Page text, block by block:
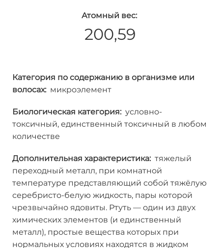
Атомный вес:
200,59
Категория по содержанию в организме или
волосах: микроэлемент
Биологическая категория: условно-
токсичный, единственный токсичный в любом
количестве
Дополнительная характеристика: тяжелый
переходный металл, при комнатной
температуре представляющий собой тяжёлую
серебристо-белую жидкость, пары которой
чрезвычайно ядовиты. Ртуть — один из двух
химических элементов (и единственный
металл), простые вещества которых при
нормальных условиях находятся в жидком